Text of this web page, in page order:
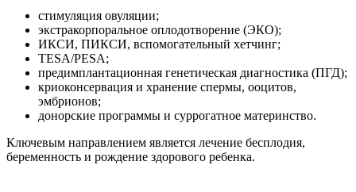
стимуляция овуляции;
экстракорпоральное оплодотворение (ЭКО);
ИКСИ, ПИКСИ, вспомогательный хетчинг;
TESA/PESA;
предимплантационная генетическая диагностика (ПГД);
криоконсервация и хранение спермы, ооцитов,
эмбрионов;
донорские программы и суррогатное материнство.
Ключевым направлением является лечение бесплодия,
беременность и рождение здорового ребенка.